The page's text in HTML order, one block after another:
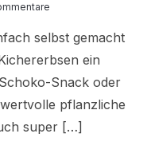
selbst gemacht
ein
Snack oder
pflanzliche
super […]